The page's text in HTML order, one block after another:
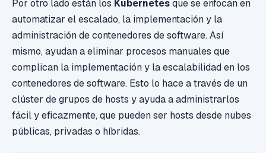
Por otro lado están los Kubernetesque se enfocan en
automatizar el escalado, la implementación y la
administración de contenedores de software. Así
mismo, ayudan a eliminar procesos manuales que
complican la implementación y la escalabilidad en los
contenedores de software. Esto lo hace a través de un
clúster de grupos de hosts y ayuda a administrarlos
fácil y eficazmente, que pueden ser hosts desde nubes
públicas, privadas o híbridas.